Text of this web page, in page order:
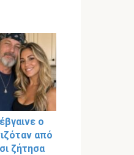
ο
από
ζήτησα